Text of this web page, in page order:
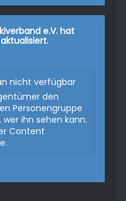
e.V. hat
nicht verfügbar
den
Personengruppe
ihn sehen kann.
Content